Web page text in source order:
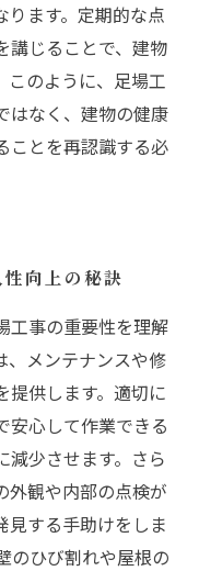
ります。定期的な点
講じることで、建物
このように、足場工
はなく、建物の健康
ことを再認識する必
向上の秘訣
工事の重要性を理解
、メンテナンスや修
提供します。適切に
安心して作業できる
減少させます。さら
外観や内部の点検が
見する手助けをしま
のひび割れや屋根の